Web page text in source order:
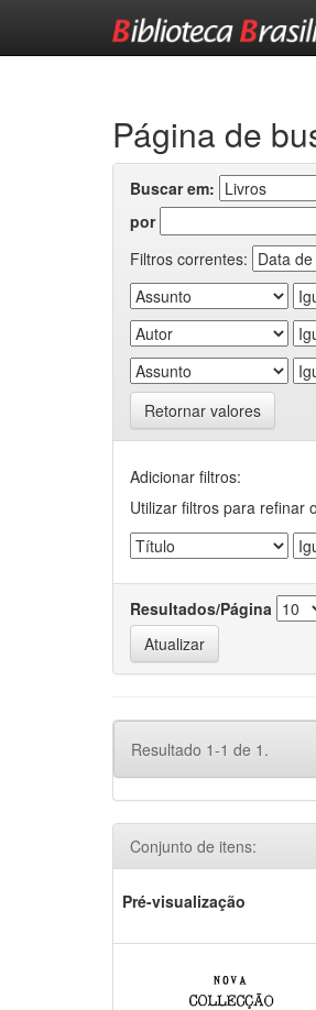
Página de
Buscar em:
por
Filtros correntes:
Retornar valores
Adicionar filtros:
Utilizar filtros para refinar
Resultados/Página
Resultado 1-1 de 1.
Conjunto de itens:
Pré-visualização